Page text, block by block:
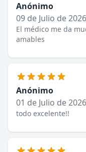
Anónimo
09 de Julio de 2026
El médico me da
amables
Anónimo
01 de Julio de 2026
todo excelente!!